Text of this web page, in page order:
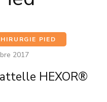
PIED
2017
HEXOR®